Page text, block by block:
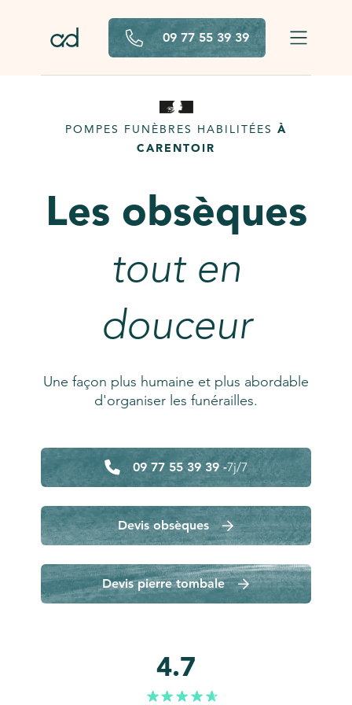
09 77 55 39 39
POMPES FUNÈBRES HABILITÉES À
CARENTOIR
Les obsèques
tout en
douceur
Une façon plus humaine et plus abordable
d'organiser les funérailles.
09 77 55 39 39 -7j/7
Devis obsèques
Devis pierre tombale
4.7